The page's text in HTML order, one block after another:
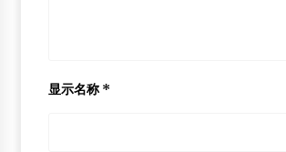
显示名称 *